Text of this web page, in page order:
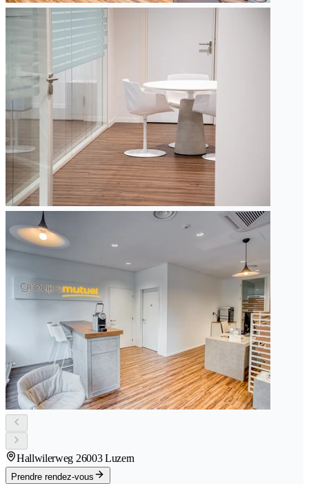
Hallwilerweg 26003 Luzern
Prendre rendez-vous